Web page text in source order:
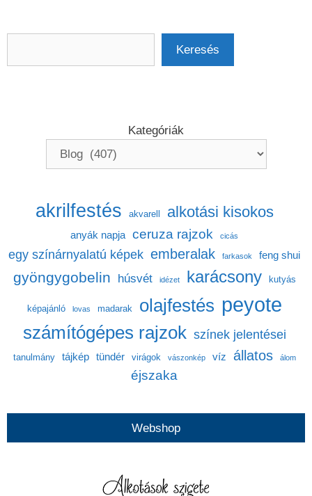
Keresés
Kategóriák
akrilfestés akvarell alkotási kisokos
anyák napja ceruza rajzok cicás
egy színárnyalatú képek emberalak farkasok feng shui
gyöngygobelin húsvét idézet karácsony kutyás
képajánló lovas madarak olajfestés peyote
számítógépes rajzok színek jelentései
tanulmány tájkép tündér virágok vászonkép víz állatos álom
éjszaka
Webshop